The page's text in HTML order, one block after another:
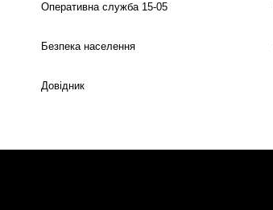
Оперативна служба 15-05
Безпека населення
Довідник